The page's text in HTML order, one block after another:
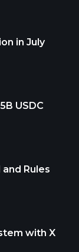
over the
found at
in July
USDC
Rules
with X